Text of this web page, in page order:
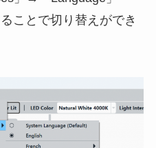
ことで切り替えができ